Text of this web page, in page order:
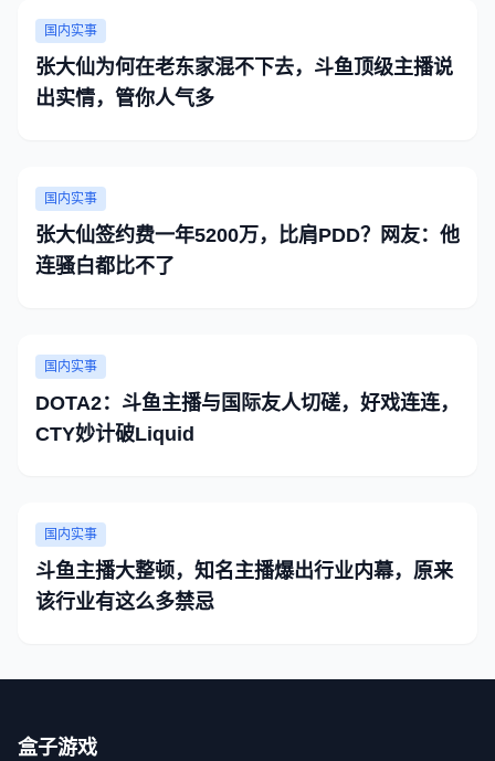
国内实事
张大仙为何在老东家混不下去，斗鱼顶级主播说
出实情，管你人气多
国内实事
张大仙签约费一年5200万，比肩PDD？网友：他
连骚白都比不了
国内实事
DOTA2：斗鱼主播与国际友人切磋，好戏连连，
CTY妙计破Liquid
国内实事
斗鱼主播大整顿，知名主播爆出行业内幕，原来
该行业有这么多禁忌
盒子游戏